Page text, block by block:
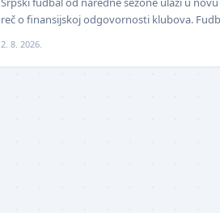
reč o finansijskoj odgovornosti klubova.
2. 8. 2026.